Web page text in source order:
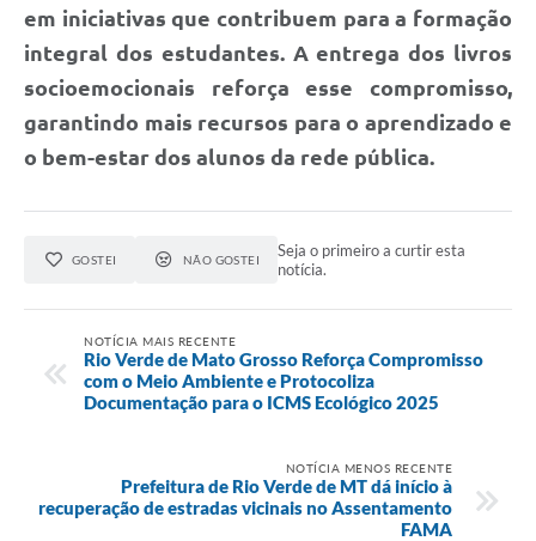
Diário Oficial
em iniciativas que contribuem para a formação
integral dos estudantes. A entrega dos livros
socioemocionais reforça esse compromisso,
garantindo mais recursos para o aprendizado e
o bem-estar dos alunos da rede pública.
GOSTEI NÃO GOSTEI
Seja o primeiro a curtir esta
notícia.
NOTÍCIA MAIS RECENTE
Rio Verde de Mato Grosso Reforça Compromisso
com o Meio Ambiente e Protocoliza
Documentação para o ICMS Ecológico 2025
NOTÍCIA MENOS RECENTE
Prefeitura de Rio Verde de MT dá início à
recuperação de estradas vicinais no Assentamento
FAMA